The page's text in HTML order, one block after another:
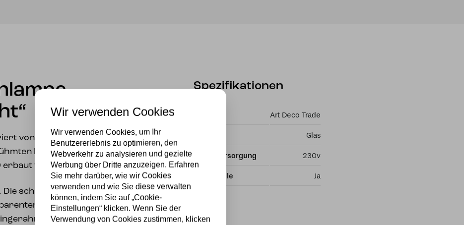
von den
Hotels LVTETIA
erbaut wurde.
schwülen gelben
Glas mit
Das Ganze ist
Spezifikationen
Art Deco Trade
Glas
Stromversorgung 230v
Lichtquelle Ja
Wir verwenden Cookies
Wir verwenden Cookies, um Ihr
Benutzererlebnis zu optimieren, den
Webverkehr zu analysieren und gezielte
Werbung über Dritte anzuzeigen. Erfahren
Sie mehr darüber, wie wir Cookies
verwenden und wie Sie diese verwalten
können, indem Sie auf „Cookie-
Einstellungen“ klicken. Wenn Sie der
Verwendung von Cookies zustimmen, klicken